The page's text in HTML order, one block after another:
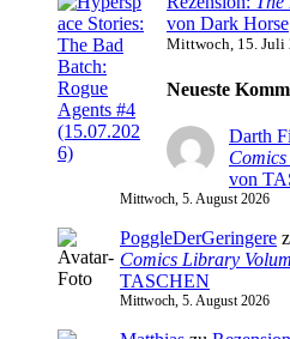
von Dark Horse
Mittwoch, 15. Juli
Neueste
Darth
von
Mittwoch, 5. August 2026
PoggleDerGeringere
Comics Library
TASCHEN
Mittwoch, 5. August 2026